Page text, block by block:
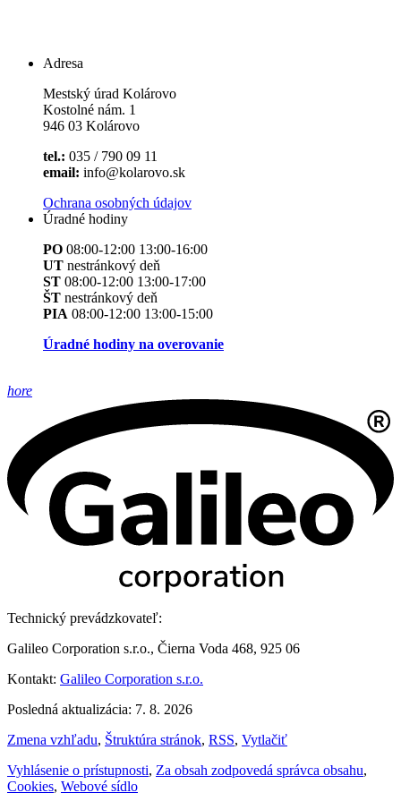
Adresa
Mestský úrad Kolárovo
Kostolné nám. 1
946 03 Kolárovo
tel.: 035 / 790 09 11
email: info@kolarovo.sk
Ochrana osobných údajov
Úradné hodiny
PO 08:00-12:00 13:00-16:00
UT nestránkový deň
ST 08:00-12:00 13:00-17:00
ŠT nestránkový deň
PIA 08:00-12:00 13:00-15:00
Úradné hodiny na overovanie
hore
Technický prevádzkovateľ:
Galileo Corporation s.r.o., Čierna Voda 468, 925 06
Kontakt: Galileo Corporation s.r.o.
Posledná aktualizácia: 7. 8. 2026
Zmena vzhľadu, Štruktúra stránok, RSS, Vytlačiť
Vyhlásenie o prístupnosti, Za obsah zodpovedá správca obsahu,
Cookies, Webové sídlo